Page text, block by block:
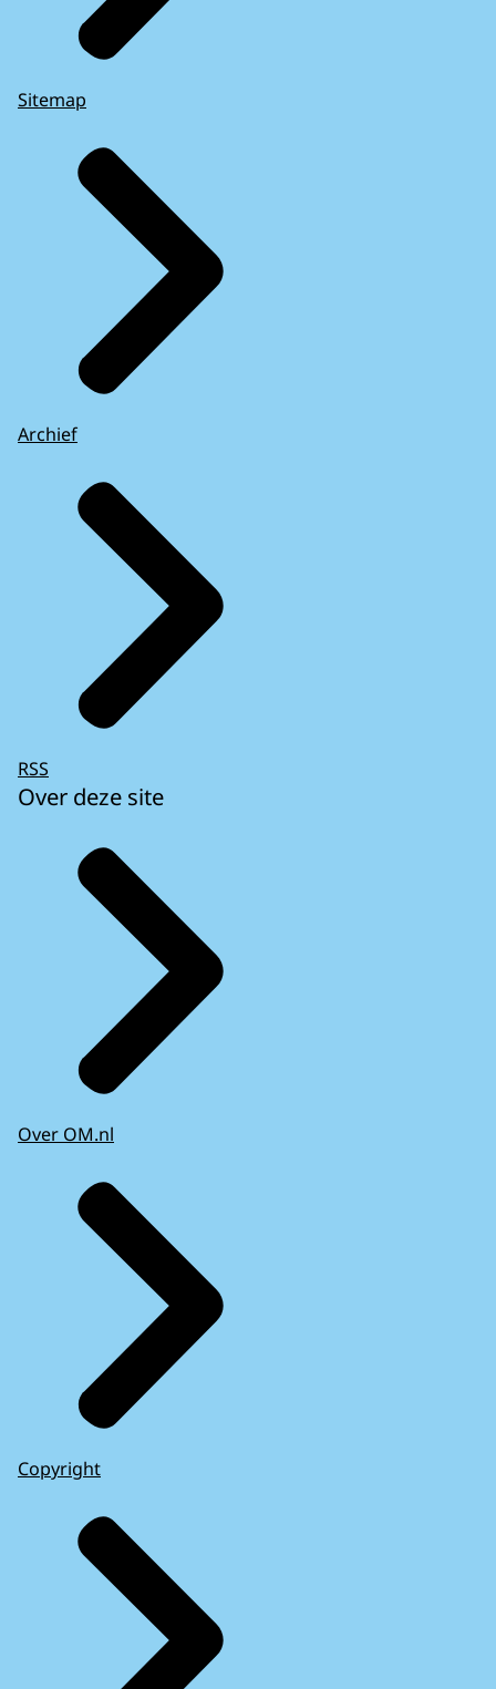
Sitemap
Archief
RSS
Over deze site
Over OM.nl
Copyright